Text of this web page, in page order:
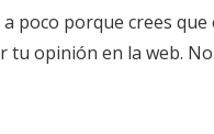
poco porque crees
tu opinión en la web.